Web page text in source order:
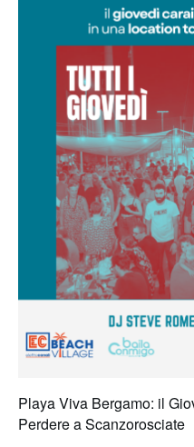
Playa Viva Bergamo: il
Perdere a Scanzorosciate